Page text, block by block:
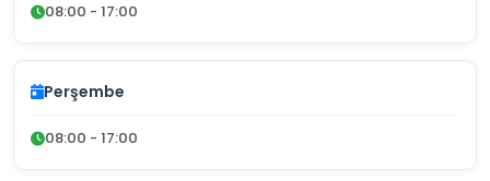
08:00 - 17:00
Perşembe
08:00 - 17:00